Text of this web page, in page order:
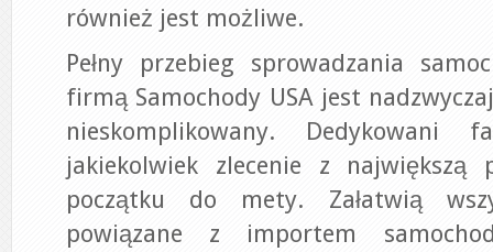
również jest możliwe.
Pełny przebieg sprowadzania
firmą Samochody USA jest
nieskomplikowany. Dedykowani
jakiekolwiek zlecenie z największą
początku do mety. Załatwią
powiązane z importem